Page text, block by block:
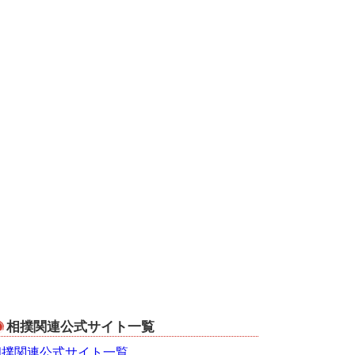
相撲関連公式サイト一覧